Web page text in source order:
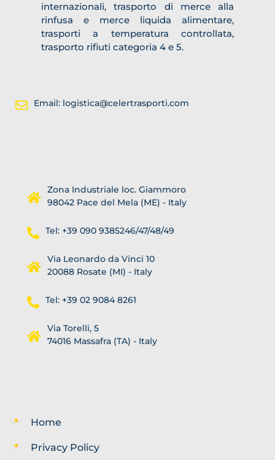
internazionali, trasporto di merce alla
rinfusa e merce liquida alimentare,
trasporti a temperatura controllata,
trasporto rifiuti categoria 4 e 5.
Email: logistica@celertrasporti.com
Zona Industriale loc. Giammoro
98042 Pace del Mela (ME) - Italy
Tel: +39 090 9385246/47/48/49
Via Leonardo da Vinci 10
20088 Rosate (MI) - Italy
Tel: +39 02 9084 8261
Via Torelli, 5
74016 Massafra (TA) - Italy
Home
Privacy Policy